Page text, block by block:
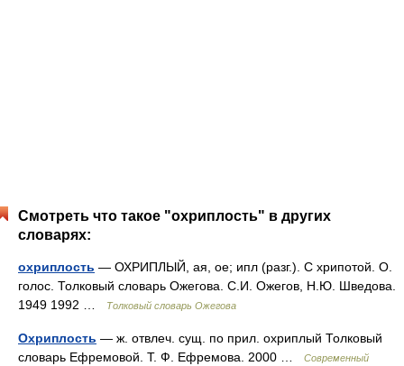
Смотреть что такое "охриплость" в других
словарях:
охриплость — ОХРИПЛЫЙ, ая, ое; ипл (разг.). С хрипотой. О.
голос. Толковый словарь Ожегова. С.И. Ожегов, Н.Ю. Шведова.
1949 1992 …
Толковый словарь Ожегова
Охриплость — ж. отвлеч. сущ. по прил. охриплый Толковый
словарь Ефремовой. Т. Ф. Ефремова. 2000 …
Современный